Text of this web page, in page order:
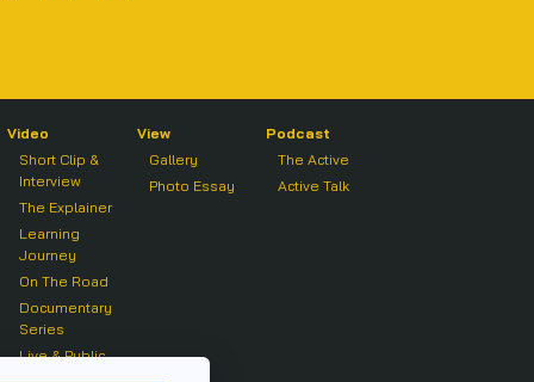
Video
Short Clip &
Interview
The Explainer
Learning
Journey
On The Road
Documentary
Series
Live & Public
View
Gallery
Photo Essay
Podcast
The Active
Active Talk